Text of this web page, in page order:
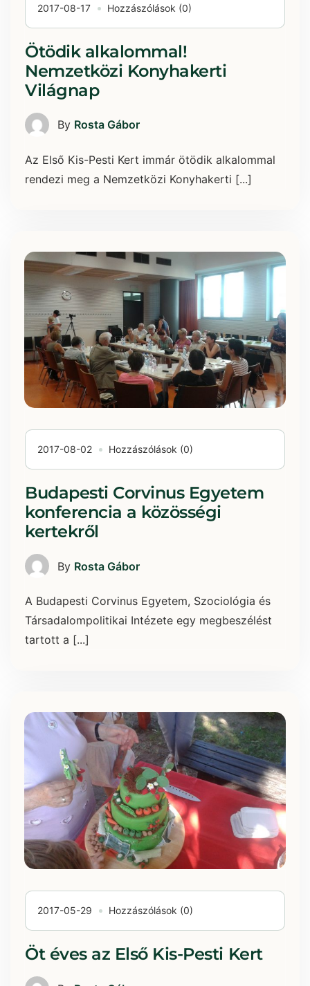
2017-08-17 Hozzászólások (0)
Ötödik alkalommal!
Nemzetközi Konyhakerti
Világnap
By Rosta Gábor
Az Első Kis-Pesti Kert immár ötödik alkalommal
rendezi meg a Nemzetközi Konyhakerti [...]
2017-08-02 Hozzászólások (0)
Budapesti Corvinus Egyetem
konferencia a közösségi
kertekről
By Rosta Gábor
A Budapesti Corvinus Egyetem, Szociológia és
Társadalompolitikai Intézete egy megbeszélést
tartott a [...]
2017-05-29 Hozzászólások (0)
Öt éves az Első Kis-Pesti Kert